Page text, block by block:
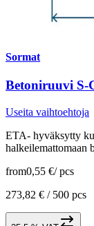
Sormat
Betoniruuvi S-
Useita vaihtoehtoja
ETA- hyväksytty
halkeilemattomaan
from0,55 €/ pcs
273,82 € / 500 pcs